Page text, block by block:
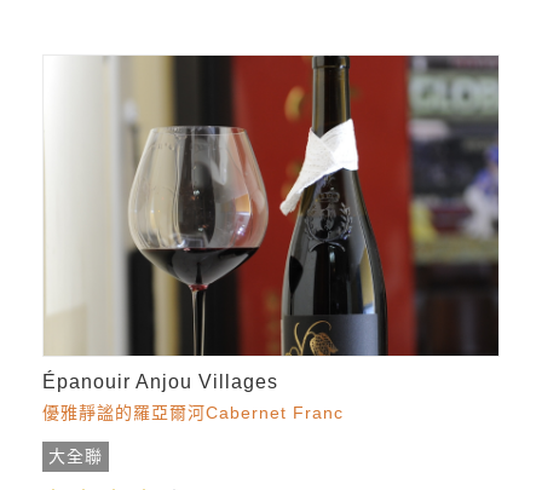
Épanouir Anjou Villages
優雅靜謐的羅亞爾河Cabernet Franc
大全聯